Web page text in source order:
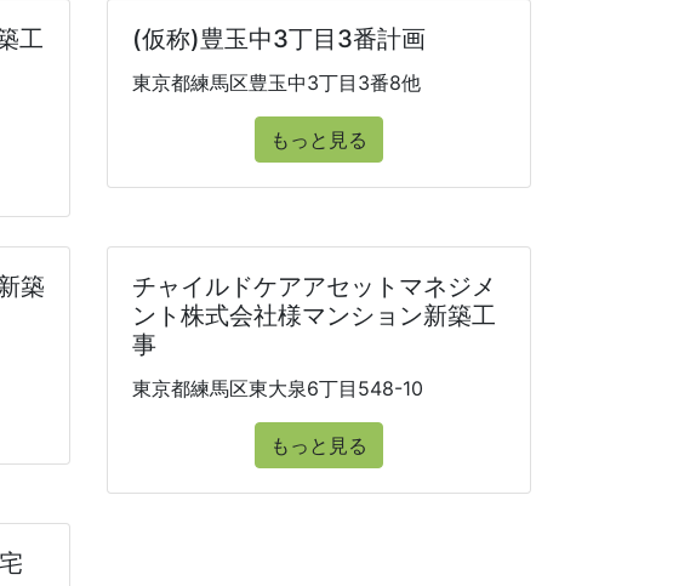
工
(仮称)豊玉中3丁目3番計画
東京都練馬区豊玉中3丁目3番8他
もっと見る
築
チャイルドケアアセットマネジメ
ント株式会社様マンション新築工
事
東京都練馬区東大泉6丁目548-10
もっと見る